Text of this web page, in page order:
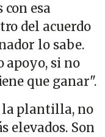
esa
del acuerdo
lo sabe.
apoyo, si no
que ganar".
plantilla, no
elevados. Son